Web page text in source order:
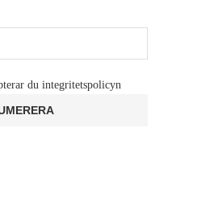
du integritetspolicyn